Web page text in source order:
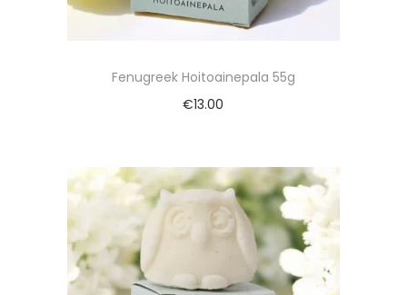
Fenugreek Hoitoainepala 55g
€13.00